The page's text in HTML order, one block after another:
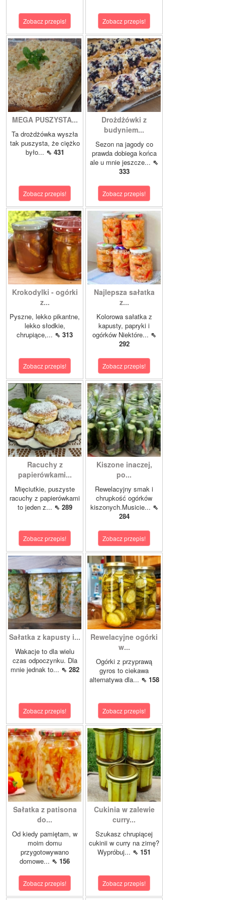
Zobacz przepis! Zobacz przepis!
MEGA PUSZYSTA...
Ta drożdżówka wyszła
tak puszysta, że ciężko
było... ⇖ 431
Zobacz przepis!
Drożdżówki z
budyniem...
Sezon na jagody co
prawda dobiega końca
ale u mnie jeszcze... ⇖
333
Zobacz przepis!
Krokodylki - ogórki
z...
Pyszne, lekko pikantne,
lekko słodkie,
chrupiące,... ⇖ 313
Zobacz przepis!
Najlepsza sałatka
z...
Kolorowa sałatka z
kapusty, papryki i
ogórków Niektóre... ⇖
292
Zobacz przepis!
Racuchy z
papierówkami...
Mięciutkie, puszyste
racuchy z papierówkami
to jeden z... ⇖ 289
Zobacz przepis!
Kiszone inaczej,
po...
Rewelacyjny smak i
chrupkość ogórków
kiszonych.Musicie... ⇖
284
Zobacz przepis!
Sałatka z kapusty i...
Wakacje to dla wielu
czas odpoczynku. Dla
mnie jednak to... ⇖ 282
Zobacz przepis!
Rewelacyjne ogórki
w...
Ogórki z przyprawą
gyros to ciekawa
alternatywa dla... ⇖ 158
Zobacz przepis!
Sałatka z patisona
do...
Od kiedy pamiętam, w
moim domu
przygotowywano
domowe... ⇖ 156
Zobacz przepis!
Cukinia w zalewie
curry...
Szukasz chrupiącej
cukinii w curry na zimę?
Wypróbuj... ⇖ 151
Zobacz przepis!